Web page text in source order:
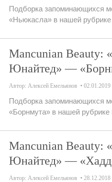
Подборка запоминающихся
«Ньюкасла» в нашей
Mancunian Beauty:
Юнайтед» —
Автор: Алексей Емельянов 02.01.2019
Подборка запоминающихся
«Борнмута» в нашей рубрике
Mancunian Beauty:
Юнайтед» —
Автор: Алексей Емельянов 28.12.2018